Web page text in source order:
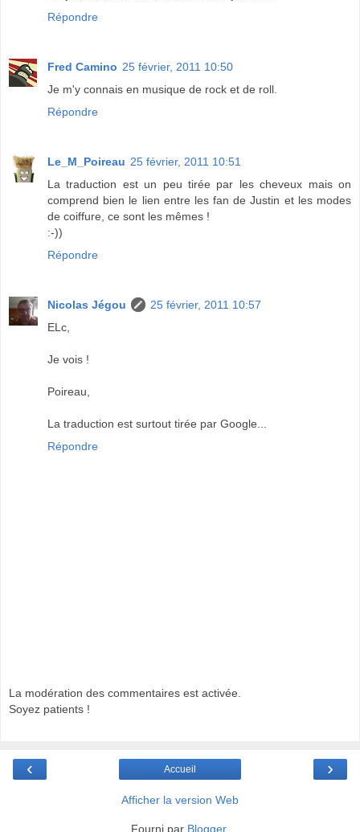
Répondre
Fred Camino 25 février, 2011 10:50
Je m'y connais en musique de rock et de roll.
Répondre
Le_M_Poireau 25 février, 2011 10:51
La traduction est un peu tirée par les cheveux mais on
comprend bien le lien entre les fan de Justin et les modes
de coiffure, ce sont les mêmes !
:-))
Répondre
Nicolas Jégou
25 février, 2011 10:57
ELc,
Je vois !
Poireau,
La traduction est surtout tirée par Google...
Répondre
La modération des commentaires est activée.
Soyez patients !
‹ ›
Accueil
Afficher la version Web
Fourni par Blogger.